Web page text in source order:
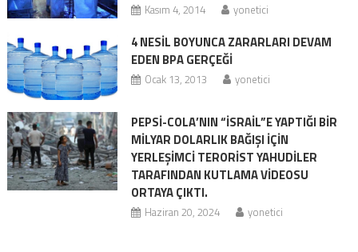
Kasım 4, 2014 yonetici
4 NESİL BOYUNCA ZARARLARI DEVAM
EDEN BPA GERÇEĞİ
Ocak 13, 2013 yonetici
PEPSI-COLA’NIN “İSRAIL”E YAPTIĞI BIR
MILYAR DOLARLIK BAĞIŞI IÇIN
YERLEŞIMCI TERORIST YAHUDILER
TARAFINDAN KUTLAMA VIDEOSU
ORTAYA ÇIKTI.
Haziran 20, 2024 yonetici